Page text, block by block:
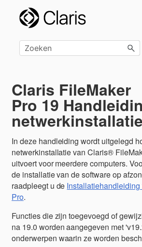
Overslaan en naar
Claris FileMaker
Pro 19
netwerkinstallatie
In deze handleiding wordt uitgelegd
netwerkinstallatie van Claris®
uitvoert voor meerdere computers.
de installatie van de software op
raadpleegt u de
Pro.
Functies die zijn toegevoegd of
na 19.0 worden aangegeven met
onderwerpen waarin ze worden